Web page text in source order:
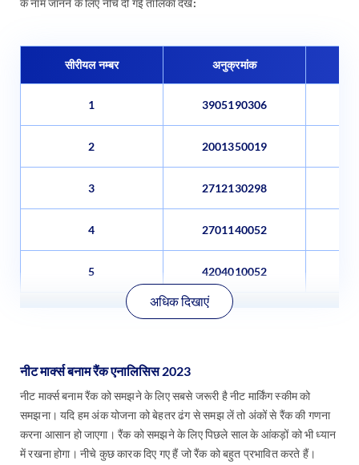
के नाम जानने के लिए नीचे दी गई तालिका देखें:
सीरीयल नम्बर अनुक्रमांक
1 3905190306
2 2001350019
3 2712130298
4 2701140052
5 4204010052
अधिक दिखाएं
नीट मार्क्स बनाम रैंक एनालिसिस 2023
नीट मार्क्स बनाम रैंक को समझने के लिए सबसे जरूरी है नीट मार्किंग स्कीम को
समझना। यदि हम अंक योजना को बेहतर ढंग से समझ लें तो अंकों से रैंक की गणना
करना आसान हो जाएगा। रैंक को समझने के लिए पिछले साल के आंकड़ों को भी ध्यान
में रखना होगा। नीचे कुछ कारक दिए गए हैं जो रैंक को बहुत प्रभावित करते हैं।